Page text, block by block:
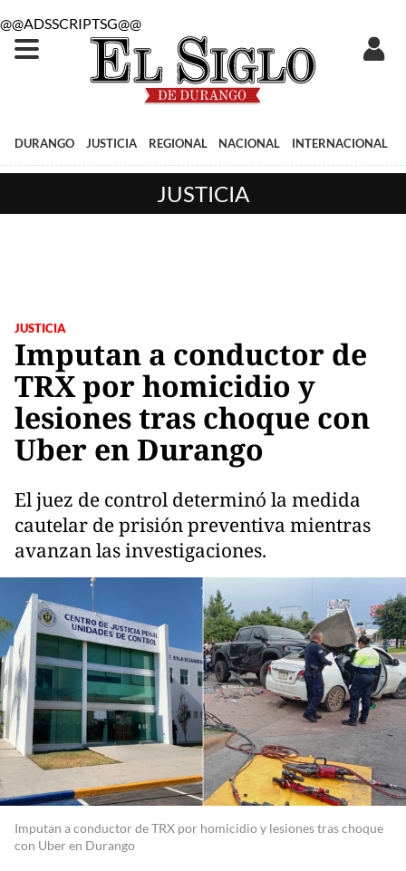
@@ADSSCRIPTSG@@
DURANGO JUSTICIA REGIONAL NACIONAL INTERNACIONAL
JUSTICIA
JUSTICIA
Imputan a conductor de
TRX por homicidio y
lesiones tras choque con
Uber en Durango
El juez de control determinó la medida
cautelar de prisión preventiva mientras
avanzan las investigaciones.
Imputan a conductor de TRX por homicidio y lesiones tras choque
con Uber en Durango